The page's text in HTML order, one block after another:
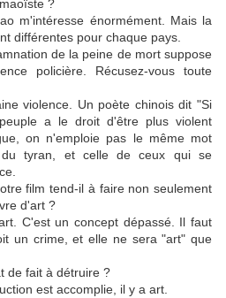
?
m'intéresse énormément. Mais la
différentes pour chaque pays.
de la peine de mort suppose
policière. Récusez‑vous toute
violence. Un poète chinois dit "Si
a le droit d'être plus violent
on n'emploie pas le même mot
du tyran, et celle de ceux qui se
film tend‑il à faire non seulement
d'art ?
C'est un concept dépassé. Il faut
un crime, et elle ne sera "art" que
de fait à détruire ?
est accomplie, il y a art.